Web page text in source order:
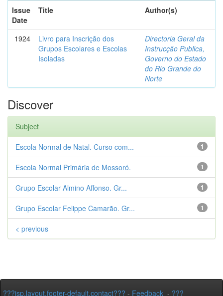
Issue
Date
Title Author(s)
1924
Livro para Inscrição dos
Grupos Escolares e Escolas
Isoladas
Directoria Geral da
Instrucção Publica,
Governo do Estado
do Rio Grande do
Norte
Discover
Subject
1
Escola Normal de Natal. Curso com...
1
Escola Normal Primária de Mossoró.
1
Grupo Escolar Almino Affonso. Gr...
1
Grupo Escolar Felippe Camarão. Gr...
< previous
???jsp.layout.footer-default.contact??? - Feedback - ???